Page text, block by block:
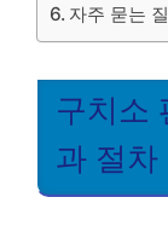
자주 묻는
구치소
과 절차